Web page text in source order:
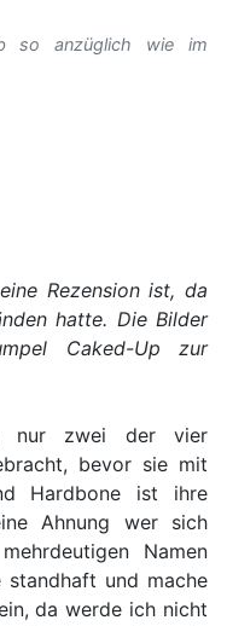
so anzüglich wie im
Rezension ist, da
hatte. Die Bilder
Caked-Up zur
nur zwei der vier
bevor sie mit
Hardbone ist ihre
Ahnung wer sich
Namen
und mache
da werde ich nicht